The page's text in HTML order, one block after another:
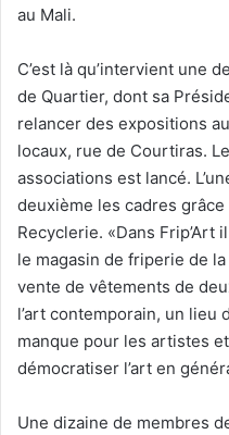
au Mali.
C’est là qu’intervient une
de Quartier, dont sa
relancer des expositions
locaux, rue de Courtiras.
associations est lancé.
deuxième les cadres
Recyclerie. «Dans Frip’Art
le magasin de friperie de
vente de vêtements de
l’art contemporain, un lieu
manque pour les artistes
démocratiser l’art en
Une dizaine de membres